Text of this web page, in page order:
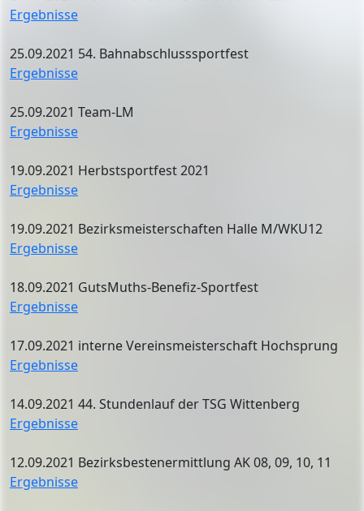
Ergebnisse
25.09.2021 54. Bahnabschlusssportfest
Ergebnisse
25.09.2021 Team-LM
Ergebnisse
19.09.2021 Herbstsportfest 2021
Ergebnisse
19.09.2021 Bezirksmeisterschaften Halle M/WKU12
Ergebnisse
18.09.2021 GutsMuths-Benefiz-Sportfest
Ergebnisse
17.09.2021 interne Vereinsmeisterschaft Hochsprung
Ergebnisse
14.09.2021 44. Stundenlauf der TSG Wittenberg
Ergebnisse
12.09.2021 Bezirksbestenermittlung AK 08, 09, 10, 11
Ergebnisse